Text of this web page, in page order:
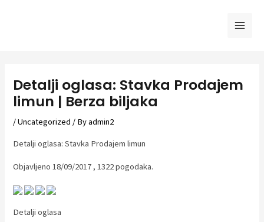
Detalji oglasa: Stavka Prodajem
limun | Berza biljaka
/Uncategorized / Byadmin2
Detalji oglasa: Stavka Prodajem limun
Objavljeno 18/09/2017 , 1322 pogodaka.
Detalji oglasa